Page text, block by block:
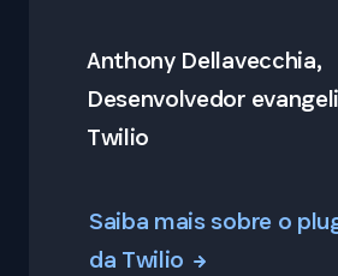
Anthony Dellavecchia,
Desenvolvedor
Twilio
Saiba mais sobre o
da Twilio